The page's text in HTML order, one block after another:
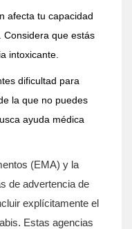
afecta tu capacidad
Considera que estás
intoxicante.
dificultad para
la que no puedes
ayuda médica
(EMA) y la
de advertencia de
explícitamente el
Estas agencias